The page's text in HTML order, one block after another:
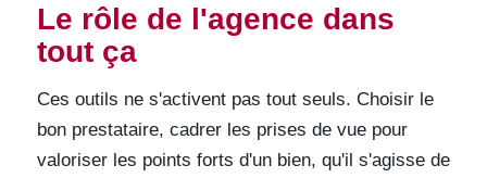
Le rôle de l'agence dans
tout ça
Ces outils ne s'activent pas tout seuls. Choisir le
bon prestataire, cadrer les prises de vue pour
valoriser les points forts d'un bien, qu'il s'agisse de